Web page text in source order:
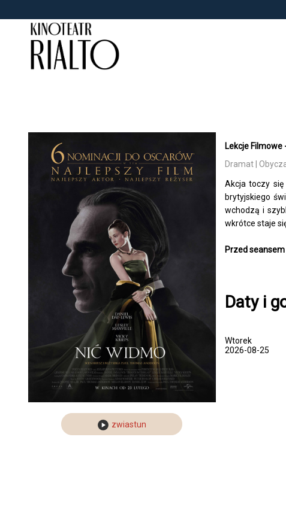
zwiastun
Lekcje Filmowe
Dramat |
Akcja toczy
brytyjskiego
wchodzą i
wkrótce staje
Przed
Daty i
Wtorek
2026-08-25